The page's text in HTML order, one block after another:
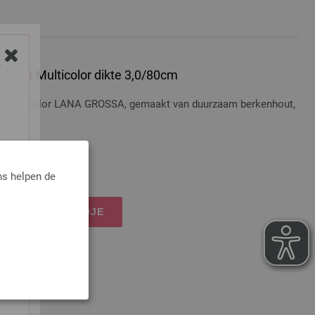
helpen de
Hout Multicolor dikte 3,0/80cm
LANA GROSSA, gemaakt van duurzaam berkenhout,
WINKELMANDJE